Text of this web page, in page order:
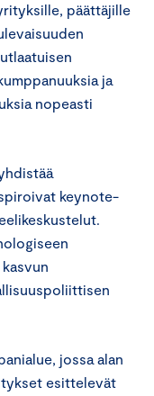
päättäjille
ja
nopeasti
keynote-
jossa alan
esittelevät